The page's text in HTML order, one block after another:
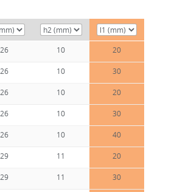
26 10 20
26 10 30
26 10 20
26 10 30
26 10 40
29 11 20
29 11 30